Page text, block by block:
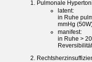
Pulmonale
latent:
in Ruhe
mmHg
manifest:
in Ruhe >
Reversibilität